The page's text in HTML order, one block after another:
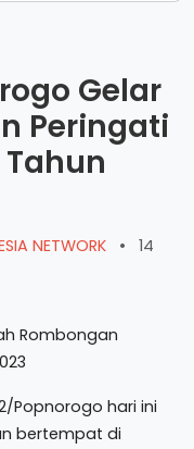
Gelar
Peringati
Tahun
NETWORK •
14
Popnorogo hari ini
bertempat di